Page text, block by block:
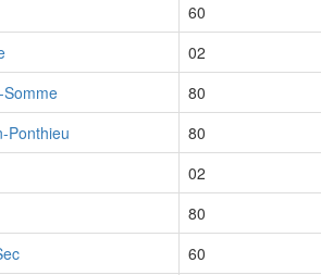
60
02
Somme
80
Ponthieu
80
02
80
60